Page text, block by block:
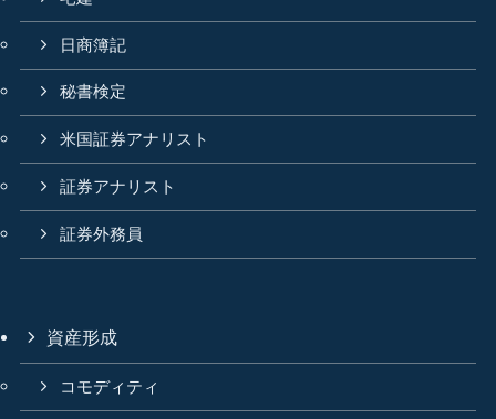
日商簿記
秘書検定
米国証券アナリスト
証券アナリスト
証券外務員
資産形成
コモディティ